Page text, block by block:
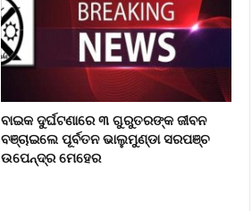
ବାଇକ ଦୁର୍ଘଟଣାରେ ୩ ଗୁରୁତରଙ୍କ ଜୀବନ
ବଞ୍ଚାଇଲେ ପୂର୍ବତନ ଭାଲୁମୁଣ୍ଡା ସରପଞ୍ଚ
ଉପେନ୍ଦ୍ର ମେହେର